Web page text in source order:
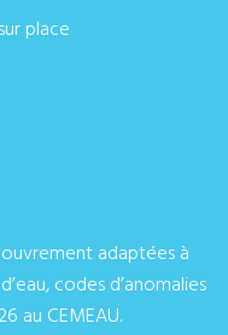
place
adaptées à
codes d’anomalies
au CEMEAU.